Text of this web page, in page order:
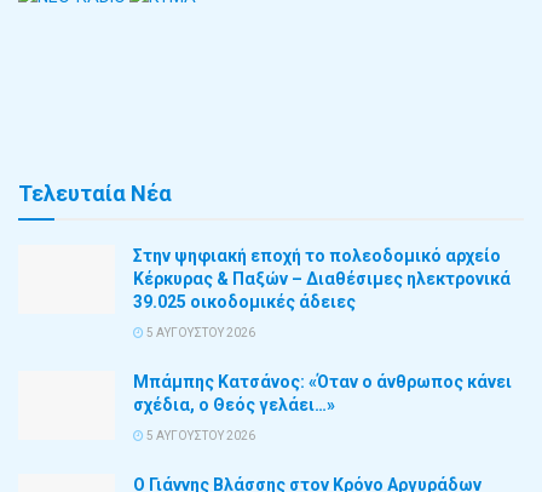
Τελευταία Νέα
Στην ψηφιακή εποχή το πολεοδομικό αρχείο
Κέρκυρας & Παξών – Διαθέσιμες ηλεκτρονικά
39.025 οικοδομικές άδειες
5 ΑΥΓΟΎΣΤΟΥ 2026
Μπάμπης Κατσάνος: «Όταν ο άνθρωπος κάνει
σχέδια, ο Θεός γελάει…»
5 ΑΥΓΟΎΣΤΟΥ 2026
Ο Γιάννης Βλάσσης στον Κρόνο Αργυράδων